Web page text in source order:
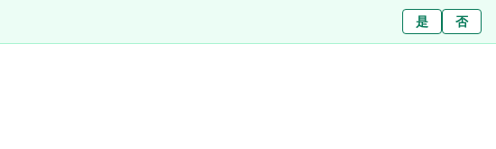
Nein
是 否
สาขาเกี่ยวกับเราบทความข่าวติดต่อ